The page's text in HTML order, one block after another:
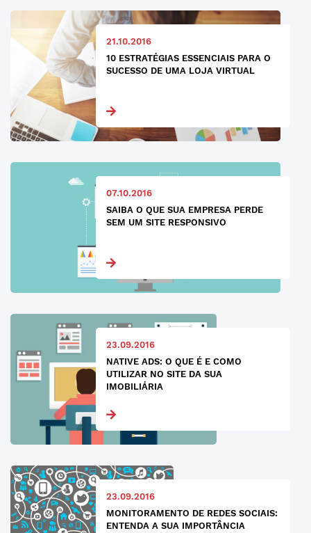
21.10.2016
10 ESTRATÉGIAS ESSENCIAIS PARA O
SUCESSO DE UMA LOJA VIRTUAL
07.10.2016
SAIBA O QUE SUA EMPRESA PERDE
SEM UM SITE RESPONSIVO
23.09.2016
NATIVE ADS: O QUE É E COMO
UTILIZAR NO SITE DA SUA
IMOBILIÁRIA
23.09.2016
MONITORAMENTO DE REDES SOCIAIS:
ENTENDA A SUA IMPORTÂNCIA